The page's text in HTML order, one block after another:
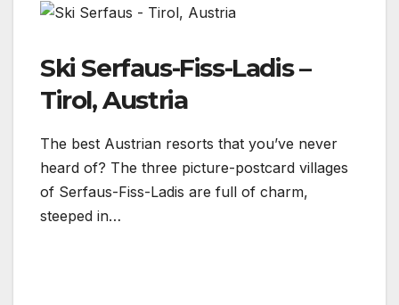
Ski Serfaus-Fiss-Ladis –
Tirol, Austria
The best Austrian resorts that you’ve never
heard of? The three picture-postcard villages
of Serfaus-Fiss-Ladis are full of charm,
steeped in…